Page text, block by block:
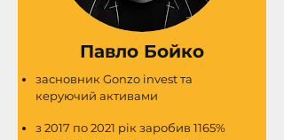
Павло Бойко
засновник Gonzo invest та
керуючий активами
з 2017 по 2021 рік заробив 1165%